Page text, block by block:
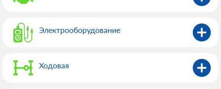
Электрооборудованиe
Ходовая